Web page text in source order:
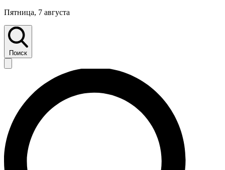
Пятница, 7 августа
Поиск